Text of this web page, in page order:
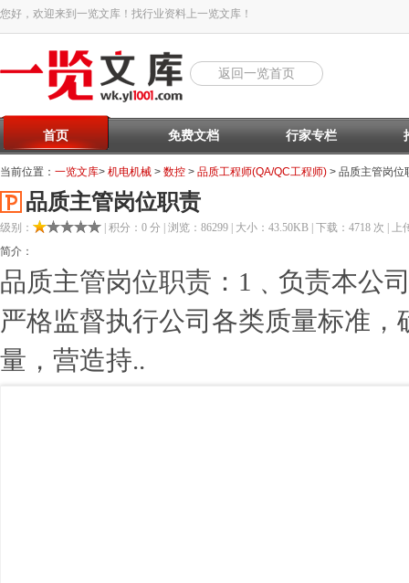
您好，欢迎来到一览文库！找行业资料上一览文库！
返回一览首页
首页 免费文档 行家专栏
当前位置： 一览文库> 机电机械 > 数控 > 品质工程师(QA/QC工程师) > 品质主管岗位
品质主管岗位职责
级别：
| 积分：0 分 | 浏览：86299 | 大小：43.50KB | 下载：4718 次 | 上
简介：
品质主管岗位职责：1﹑负责本公
严格监督执行公司各类质量标准，
量，营造持..